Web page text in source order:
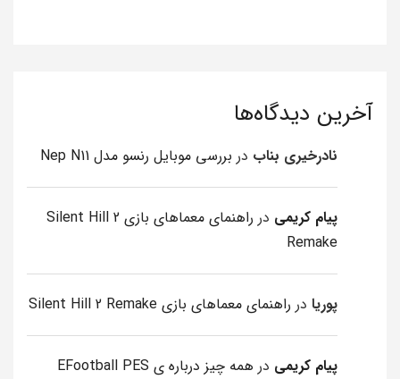
آخرین دیدگاه‌ها
نادرخیری بناب در بررسی موبایل رنسو مدل Nep N11
پیام کریمی در
راهنمای معماهای بازی Silent Hill 2
Remake
پوریا در راهنمای معماهای بازی Silent Hill 2 Remake
پیام کریمی در
همه چیز درباره ی EFootball PES